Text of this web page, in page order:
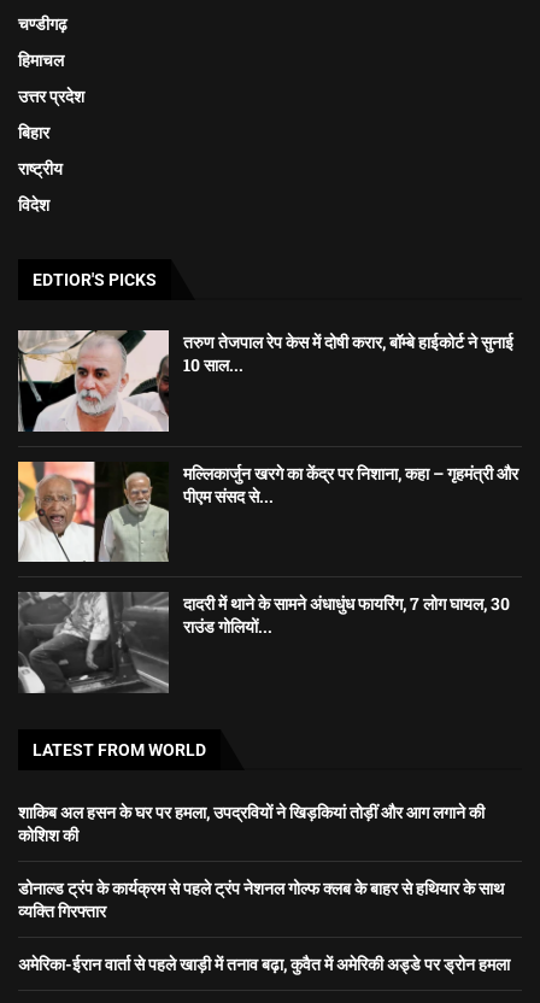
चण्डीगढ़
हिमाचल
उत्तर प्रदेश
बिहार
राष्ट्रीय
विदेश
EDTIOR'S PICKS
तरुण तेजपाल रेप केस में दोषी करार, बॉम्बे हाईकोर्ट ने सुनाई
10 साल...
मल्लिकार्जुन खरगे का केंद्र पर निशाना, कहा – गृहमंत्री और
पीएम संसद से...
दादरी में थाने के सामने अंधाधुंध फायरिंग, 7 लोग घायल, 30
राउंड गोलियों...
LATEST FROM WORLD
शाकिब अल हसन के घर पर हमला, उपद्रवियों ने खिड़कियां तोड़ीं और आग लगाने की
कोशिश की
डोनाल्ड ट्रंप के कार्यक्रम से पहले ट्रंप नेशनल गोल्फ क्लब के बाहर से हथियार के साथ
व्यक्ति गिरफ्तार
अमेरिका-ईरान वार्ता से पहले खाड़ी में तनाव बढ़ा, कुवैत में अमेरिकी अड्डे पर ड्रोन हमला